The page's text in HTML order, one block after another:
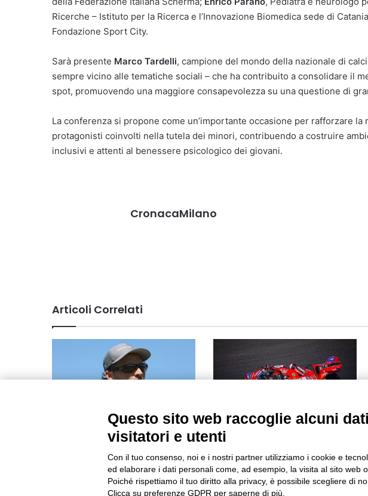
Ricerche – Istituto per la Ricerca e l’Innovazione Biomedica sede di
Fondazione Sport City.
Sarà presente Marco Tardelli, campione del mondo della nazionale di
sempre vicino alle tematiche sociali – che ha contribuito a consolidare il
spot, promuovendo una maggiore consapevolezza su una questione di
La conferenza si propone come un’importante occasione per rafforzare
protagonisti coinvolti nella tutela dei minori, contribuendo a costruire
inclusivi e attenti al benessere psicologico dei giovani.
CronacaMilano
Articoli Correlati
DP World Tour: Joburg Open con
4 Marzo 2026 16:03
Bagnaia ed il Ducati Lenovo
Team in seconda posizione nella
sprint race di Misano
7 Settembre 2024 19:15
Questo sito web raccoglie alcuni
visitatori e utenti
Con il tuo consenso, noi e i nostri partner utilizziamo i cookie e
ed elaborare i dati personali come, ad esempio, la visita al sito web
Poiché rispettiamo il tuo diritto alla privacy, è possibile scegliere di
Clicca su preferenze GDPR per saperne di più.